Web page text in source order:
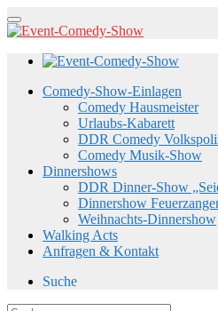
Comedy-Show-Einlagen
Comedy Hausmeister
Urlaubs-Kabarett
DDR Comedy
Comedy Musik-Show
Dinnershows
DDR Dinner-Show
Dinnershow
Weihnachts-Dinnershow
Walking Acts
Anfragen & Kontakt
Suche